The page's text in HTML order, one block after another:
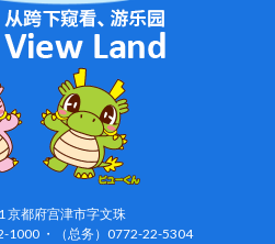
京都府宫津市字文珠
1000 ・（总务）0772-22-5304